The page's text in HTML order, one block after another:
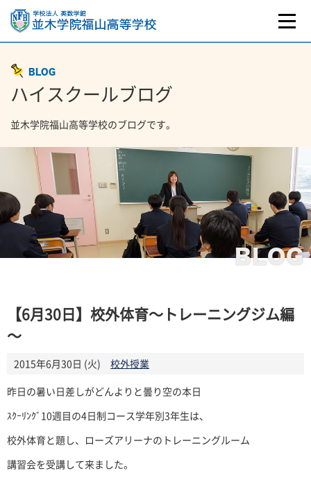
BLOG
BLOG
ハイスクールブログ
並木学院福山高等学校のブログです。
【6月30日】校外体育～トレーニングジム編
～
2015年6月30日 (火)
校外授業
昨日の暑い日差しがどんよりと曇り空の本日
ｽｸｰﾘﾝｸﾞ10週目の4日制コース学年別3年生は、
校外体育と題し、ローズアリーナのトレーニングルーム
講習会を受講して来ました。